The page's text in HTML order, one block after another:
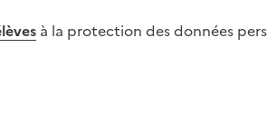
à la protection des données